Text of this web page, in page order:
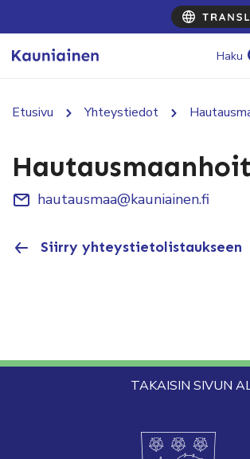
Haku
Etusivu Yhteystiedot
hautausmaa@kauniainen.fi
Siirry yhteystietolistaukseen
TAKAISIN SIVUN